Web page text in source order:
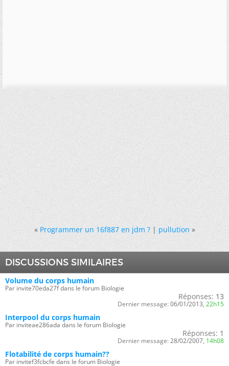
« Programmer un 16f887 en jdm ?|pullution »
DISCUSSIONS SIMILAIRES
Volume du corps humain
Par invite70eda27f dans le forum Biologie
Réponses: 13
Dernier message: 06/01/2013, 22h15
Interpool du corps humain
Par inviteae286ada dans le forum Biologie
Réponses: 1
Dernier message: 28/02/2007, 14h08
Flotabilité de corps humain??
Par invitef3fcbcfe dans le forum Biologie